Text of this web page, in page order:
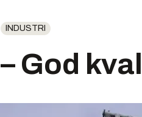
INDUSTRI
– God